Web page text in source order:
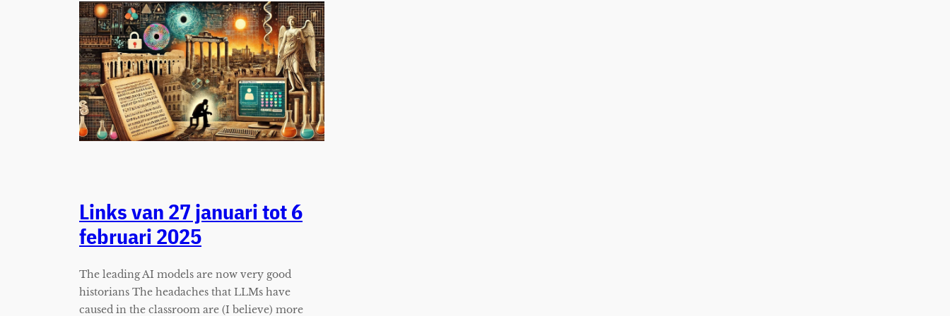
Links van 27 januari tot 6
februari 2025
The leading AI models are now very good
historians The headaches that LLMs have
caused in the classroom are (I believe) more